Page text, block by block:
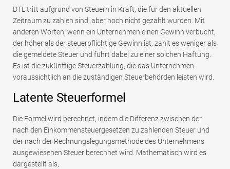
DTL tritt aufgrund von Steuern in Kraft, die für den aktuellen
Zeitraum zu zahlen sind, aber noch nicht gezahlt wurden. Mit
anderen Worten, wenn ein Unternehmen einen Gewinn verbucht,
der höher als der steuerpflichtige Gewinn ist, zahlt es weniger als
die gemeldete Steuer und führt dabei zu einer solchen Haftung.
Es ist die zukünftige Steuerzahlung, die das Unternehmen
voraussichtlich an die zuständigen Steuerbehörden leisten wird.
Latente Steuerformel
Die Formel wird berechnet, indem die Differenz zwischen der
nach den Einkommensteuergesetzen zu zahlenden Steuer und
der nach der Rechnungslegungsmethode des Unternehmens
ausgewiesenen Steuer berechnet wird. Mathematisch wird es
dargestellt als,